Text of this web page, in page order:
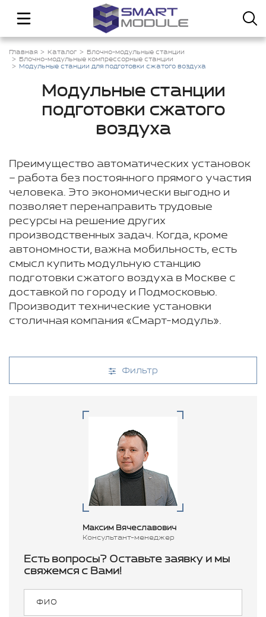
Главная Каталог
Блочно-модульные станции
Блочно-модульные компрессорные станции
Модульные станции для подготовки сжатого воздуха
Модульные станции
подготовки сжатого
воздуха
Преимущество автоматических установок
– работа без постоянного прямого участия
человека. Это экономически выгодно и
позволяет перенаправить трудовые
ресурсы на решение других
производственных задач. Когда, кроме
автономности, важна мобильность, есть
смысл купить модульную станцию
подготовки сжатого воздуха в Москве с
доставкой по городу и Подмосковью.
Производит технические установки
столичная компания «Смарт-модуль».
Фильтр
Максим Вячеславович
Консультант-менеджер
Есть вопросы? Оставьте заявку и мы
свяжемся с Вами!